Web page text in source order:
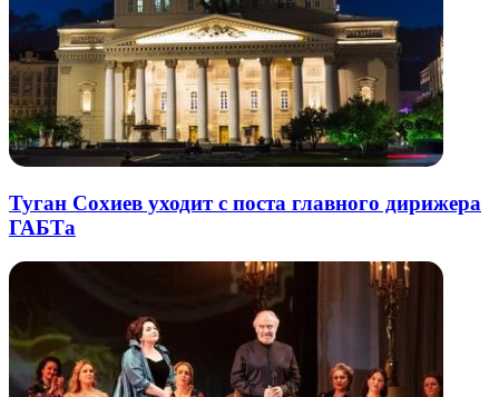
Туган Сохиев уходит с поста главного дирижера
ГАБТа